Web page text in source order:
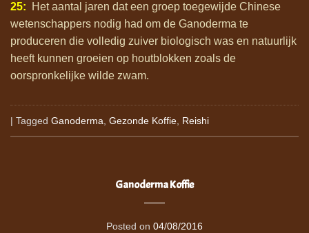
25:
Het aantal jaren dat een groep toegewijde Chinese
wetenschappers nodig had om de Ganoderma te
produceren die volledig zuiver biologisch was en natuurlijk
heeft kunnen groeien op houtblokken zoals de
oorspronkelijke wilde zwam.
| Tagged Ganoderma Gezonde Koffie Reishi
Ganoderma Koffie
Posted on 04/08/2016